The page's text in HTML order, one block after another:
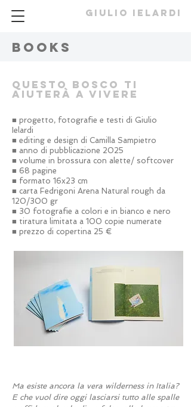
GIULIO IELARDI
books
QUESTO BOSCO TI
AIUTERÀ A VIVERE
■ progetto, fotografie e testi di Giulio
Ielardi
■ editing e design di Camilla Sampietro
■ anno di pubblicazione 2025
■ volume in brossura con alette/ softcover
■ 68 pagine
■ formato 16x23 cm
■ carta Fedrigoni Arena Natural rough da
120/300 gr
■ 30 fotografie a colori e in bianco e nero
■ tiratura limitata a 100 copie numerate
■ prezzo di copertina 25 €
Ma esiste ancora la vera wilderness in Italia?
E che vuol dire oggi lasciarsi tutto alle spalle